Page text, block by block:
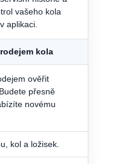
vašeho kola
aplikaci.
kola
ověřit
přesně
novému
kol a ložisek.